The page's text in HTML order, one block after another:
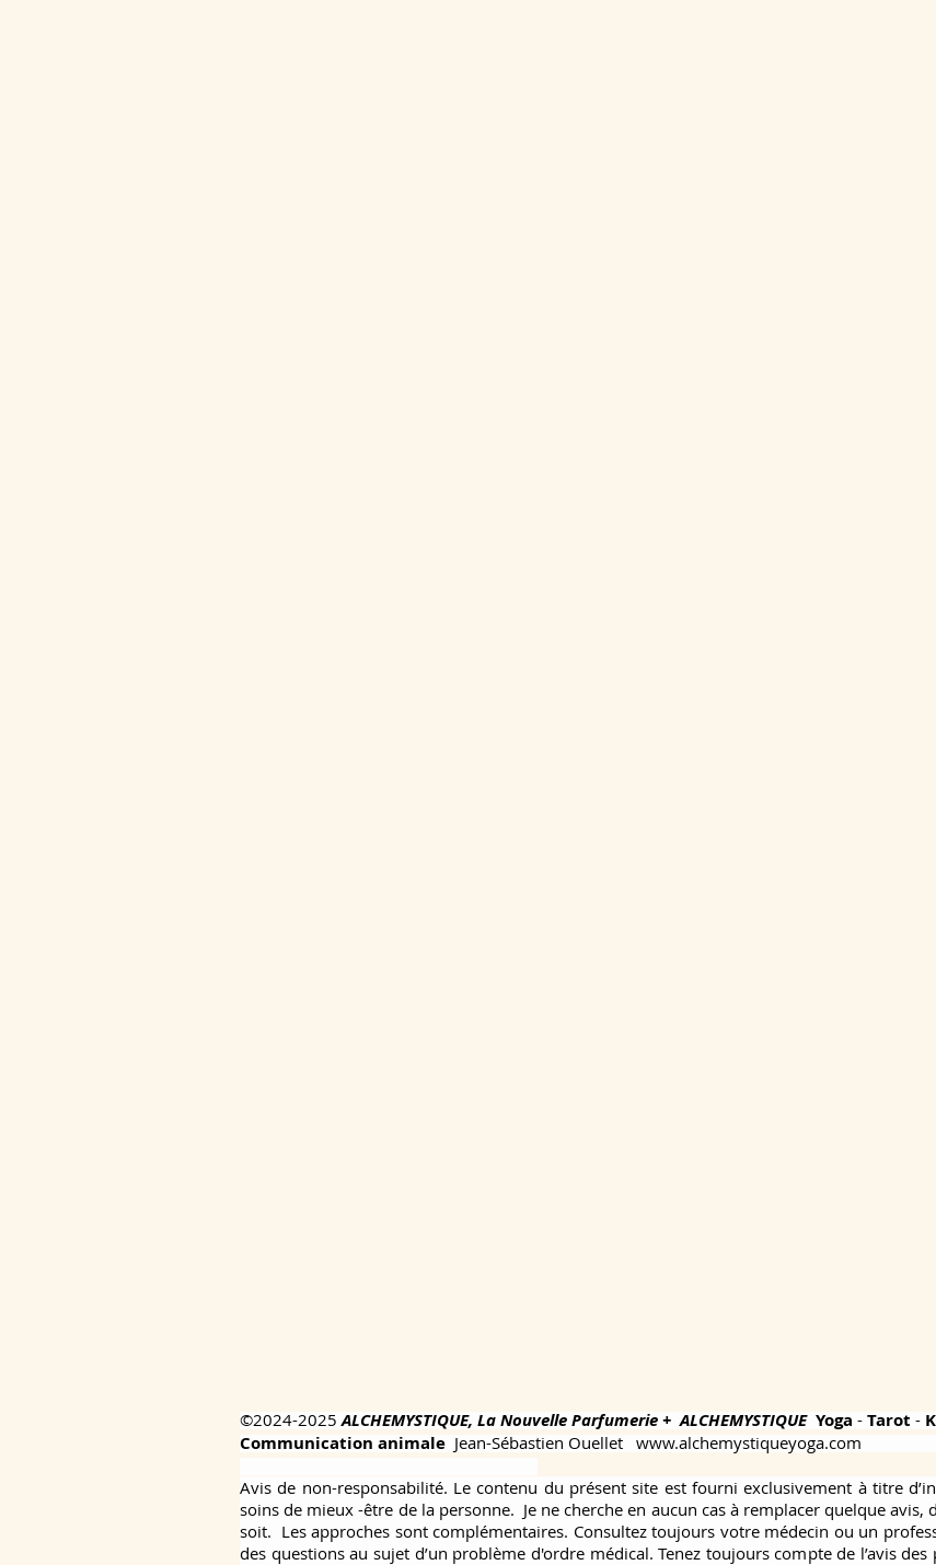
©2024-2025ALCHEMYSTIQUE, La Nouvelle Parfumerie + ALCHEMYSTIQUE Yoga - Tarot -
Communication animale Jean-Sébastien Ouellet www.alchemystiqueyoga.com
Avis de non-responsabilité. Le contenu du présent site est fourni exclusivement à titre
soins de mieux -être de la personne. Je ne cherche en aucun cas à remplacer quelque
soit. Les approches sont complémentaires. Consultez toujours votre médecin ou un
des questions au sujet d’un problème d'ordre médical. Tenez toujours compte de l’avis